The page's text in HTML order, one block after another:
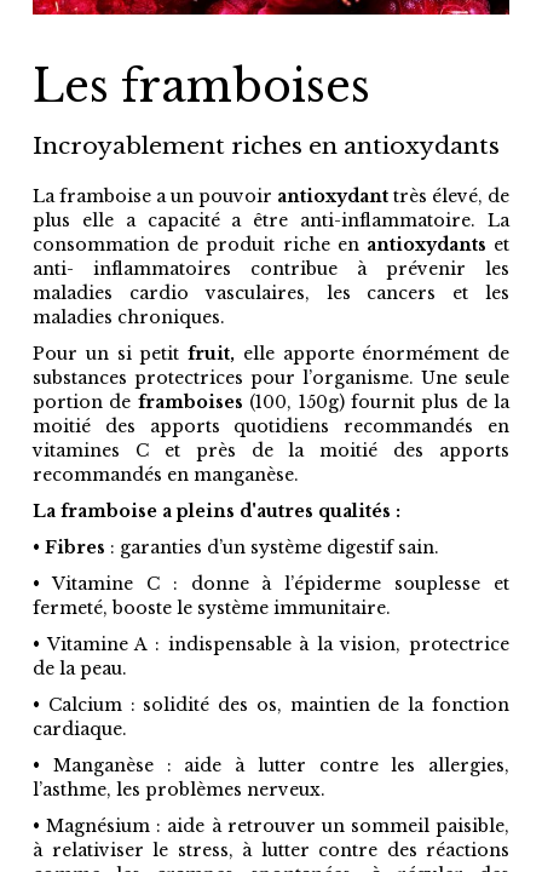
Les framboises
incroyablement riches en antioxydants
La framboise a un pouvoir antioxydant très élevé, de
plus elle a capacité a être anti-inflammatoire. La
consommation de produit riche enantioxydants et
anti- inflammatoires contribue à prévenir les
maladies cardio vasculaires, les cancers et les
maladies chroniques.
Pour un si petit fruit, elle apporte énormément de
substances protectrices pour l’organisme. Une seule
portion de framboises (100, 150g) fournit plus de la
moitié des apports quotidiens recommandés en
vitamines C et près de la moitié des apports
recommandés en manganèse.
La framboise a pleins d'autres qualités :
• Fibres : garanties d’un système digestif sain.
• Vitamine C : donne à l’épiderme souplesse et
fermeté, booste le système immunitaire.
• Vitamine A : indispensable à la vision, protectrice
de la peau.
• Calcium : solidité des os, maintien de la fonction
cardiaque.
• Manganèse : aide à lutter contre les allergies,
l’asthme, les problèmes nerveux.
• Magnésium : aide à retrouver un sommeil paisible,
à relativiser le stress, à lutter contre des réactions